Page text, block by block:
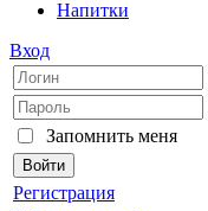
Напитки
Вход
Запомнить меня
Регистрация